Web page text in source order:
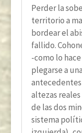
Perder la
territorio a
bordear el
fallido.
-como lo
plegarse a
antecedentes
altezas
de las dos
sistema